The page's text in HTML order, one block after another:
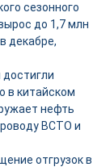
сезонного
до 1,7 млн
декабре,
в китайском
нефть
ВСТО и
отгрузок в